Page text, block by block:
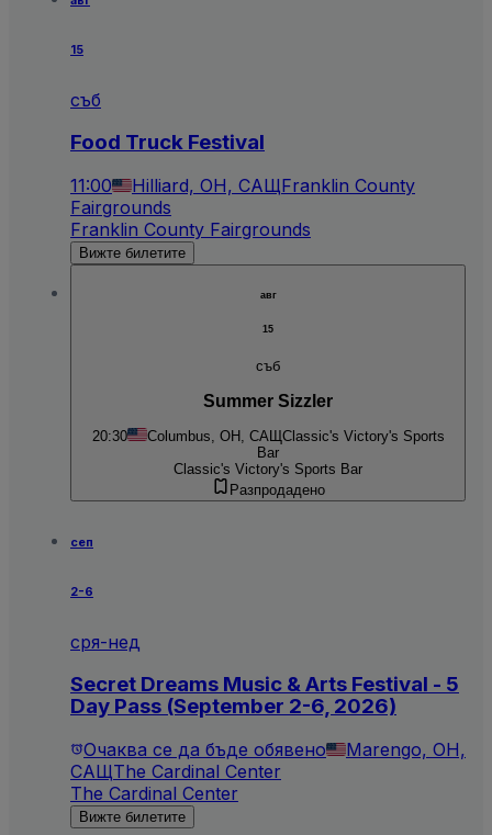
15
съб
Food Truck Festival
11:00 Hilliard, OH, САЩFranklin County
Fairgrounds
Franklin County Fairgrounds
Вижте билетите
авг
15
съб
Summer Sizzler
20:30 Columbus, OH, САЩClassic's Victory's Sports
Bar
Classic's Victory's Sports Bar
Разпродадено
сеп
2-6
сря-нед
Secret Dreams Music & Arts Festival - 5
Day Pass (September 2-6, 2026)
Очаква се да бъде обявено
Marengo, OH,
САЩThe Cardinal Center
The Cardinal Center
Вижте билетите